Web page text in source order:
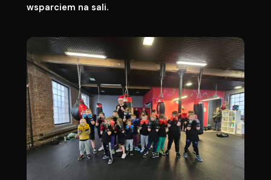
wsparciem na sali.